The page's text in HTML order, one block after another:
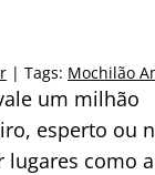
| Tags: Mochilão
um milhão
esperto ou
lugares como a